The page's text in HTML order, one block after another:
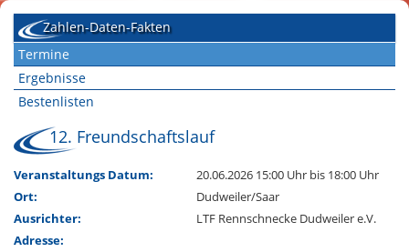
Zahlen-Daten-Fakten
Termine
Ergebnisse
Bestenlisten
12. Freundschaftslauf
Veranstaltungs Datum: 20.06.2026 15:00 Uhr bis 18:00 Uhr
Ort:
Dudweiler/Saar
Ausrichter:
LTF Rennschnecke Dudweiler e.V.
Adresse: